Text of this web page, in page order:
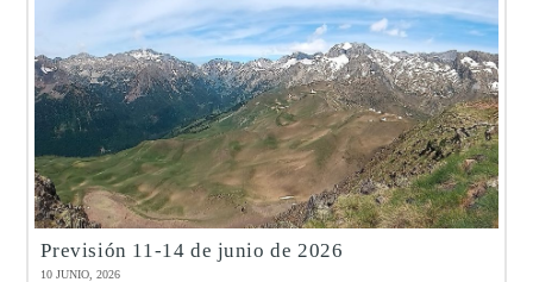
Previsión 11-14 de junio de 2026
10 JUNIO, 2026